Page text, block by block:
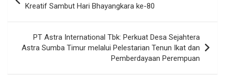
o
k
p
p
navigation
Kreatif Sambut Hari Bhayangkara ke-80
PT Astra International Tbk: Perkuat Desa Sejahtera
Astra Sumba Timur melalui Pelestarian Tenun Ikat dan
Pemberdayaan Perempuan